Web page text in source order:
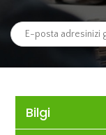
Bilgi